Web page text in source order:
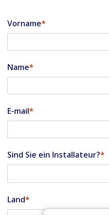
Vorname
Name
E-mail
Sind Sie ein Installateur?
Land